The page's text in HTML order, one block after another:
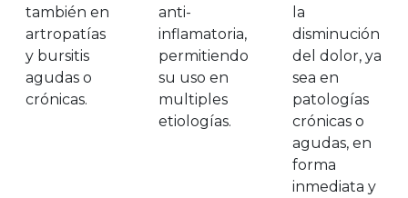
también en
artropatías
y bursitis
agudas o
crónicas.
anti-
inflamatoria,
permitiendo
su uso en
multiples
etiologías.
la
disminución
del dolor, ya
sea en
patologías
crónicas o
agudas, en
forma
inmediata y